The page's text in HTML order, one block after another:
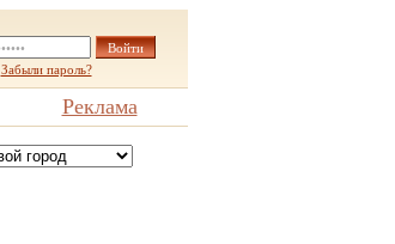
Забыли пароль?
Реклама